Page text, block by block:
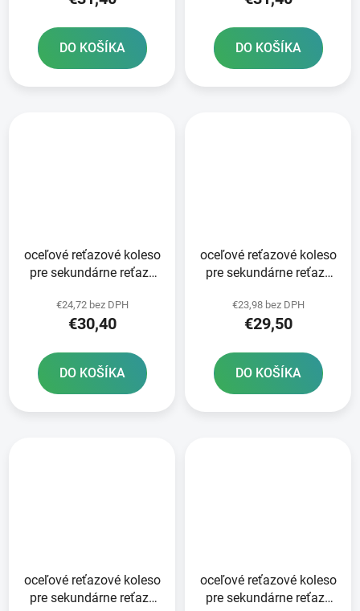
DO KOŠÍKA DO KOŠÍKA
oceľové reťazové koleso
pre sekundárne reťaze
zubov
€24,72 bez DPH
€30,40
DO KOŠÍKA
oceľové reťazové koleso
pre sekundárne reťaze
zubov
€23,98 bez DPH
€29,50
DO KOŠÍKA
oceľové reťazové koleso
pre sekundárne reťaze
oceľové reťazové koleso
pre sekundárne reťaze